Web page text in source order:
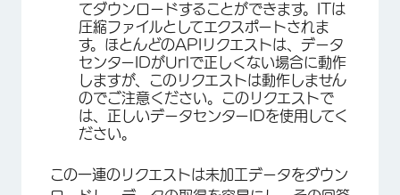
てダウンロードすることができます。ITは
圧縮ファイルとしてエクスポートされま
す。ほとんどのAPIリクエストは、データ
センターIDがUrlで正しくない場合に動作
しますが、このリクエストは動作しません
のでご注意ください。このリクエストで
は、正しいデータセンターIDを使用してく
ださい。
この一連のリクエストは未加工データをダウン